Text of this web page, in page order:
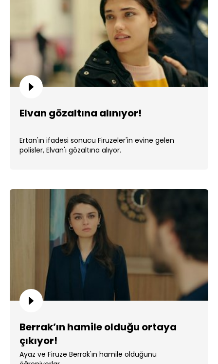
Elvan gözaltına alınıyor!
Ertan'ın ifadesi sonucu Firuzeler'in evine gelen
polisler, Elvan'ı gözaltına alıyor.
Berrak’ın hamile olduğu ortaya
çıkıyor!
Ayaz ve Firuze Berrak'ın hamile olduğunu